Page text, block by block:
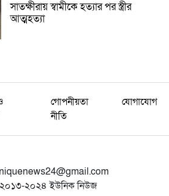
সাতক্ষীরায় স্বামীকে হত্যার পর স্ত্রীর
আত্মহত্যা
গোপনীয়তা
নীতি
যোগাযোগ
২০১৩-২০২৪ ইউনিক নিউজ